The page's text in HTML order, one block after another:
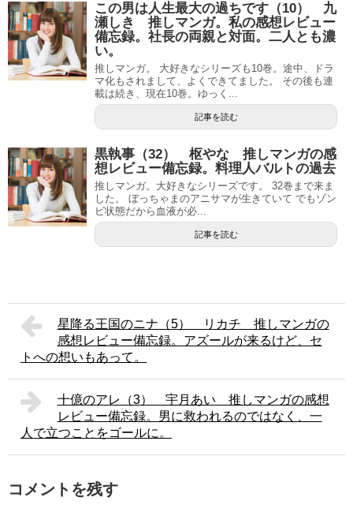
この男は人生最大の過ちです（10） 九
瀬しき 推しマンガ。私の感想レビュー
備忘録。社長の両親と対面。二人とも濃
い。
推しマンガ。 大好きなシリーズも10巻。途中、ドラ
マ化もされまして、よくできてました。 その後も連
載は続き、現在10巻。ゆっく...
記事を読む
黒執事（32） 枢やな 推しマンガの感
想レビュー備忘録。料理人バルトの過去
推しマンガ。大好きなシリーズです。 32巻まで来ま
した。 ぼっちゃまのアニサマが生きていて でもゾン
ビ状態だから血液が必...
記事を読む
星降る王国のニナ（5） リカチ 推しマンガの
感想レビュー備忘録。アズールが来るけど、セ
トへの想いもあって。
十億のアレ（3） 宇月あい 推しマンガの感想
レビュー備忘録。男に救われるのではなく、一
人で立つことをゴールに。
コメントを残す